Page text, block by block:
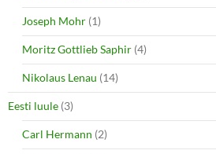
Joseph Mohr (1)
Moritz Gottlieb Saphir (4)
Nikolaus Lenau (14)
Eesti luule (3)
Carl Hermann (2)